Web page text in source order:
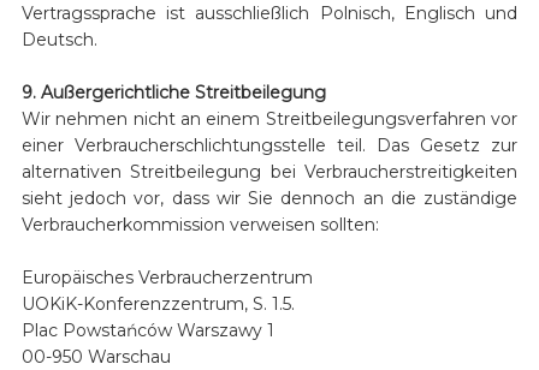
Vertragssprache ist ausschließlich Polnisch, Englisch und
Deutsch.
9. Außergerichtliche Streitbeilegung
Wir nehmen nicht an einem Streitbeilegungsverfahren vor
einer Verbraucherschlichtungsstelle teil. Das Gesetz zur
alternativen Streitbeilegung bei Verbraucherstreitigkeiten
sieht jedoch vor, dass wir Sie dennoch an die zuständige
Verbraucherkommission verweisen sollten:
Europäisches Verbraucherzentrum
UOKiK-Konferenzzentrum, S. 1.5.
Plac Powstańców Warszawy 1
00-950 Warschau